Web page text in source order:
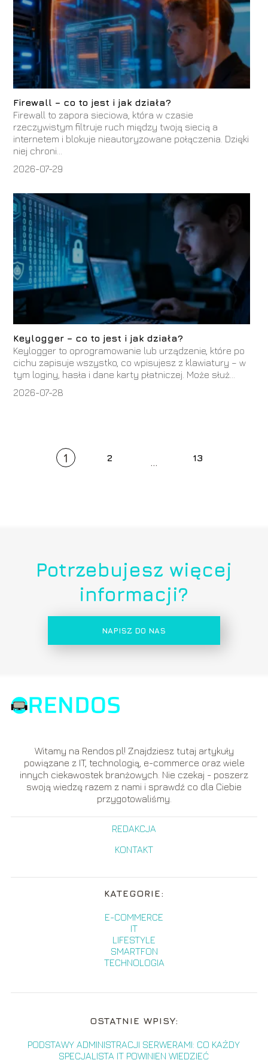
Firewall – co to jest i jak działa?
Firewall to zapora sieciowa, która w czasie
rzeczywistym filtruje ruch między twoją siecią a
internetem i blokuje nieautoryzowane połączenia. Dzięki
niej chroni...
2026-07-29
Keylogger – co to jest i jak działa?
Keylogger to oprogramowanie lub urządzenie, które po
cichu zapisuje wszystko, co wpisujesz z klawiatury – w
tym loginy, hasła i dane karty płatniczej. Może służ...
2026-07-28
1 2 13
Potrzebujesz więcej
informacji?
NAPISZ DO NAS
Witamy na Rendos.pl! Znajdziesz tutaj artykuły
powiązane z IT, technologią, e-commerce oraz wiele
innych ciekawostek branżowych. Nie czekaj - poszerz
swoją wiedzę razem z nami i sprawdź co dla Ciebie
przygotowaliśmy.
REDAKCJA
KONTAKT
KATEGORIE:
E-COMMERCE
IT
LIFESTYLE
SMARTFON
TECHNOLOGIA
OSTATNIE WPISY:
PODSTAWY ADMINISTRACJI SERWERAMI: CO KAŻDY
SPECJALISTA IT POWINIEN WIEDZIEĆ